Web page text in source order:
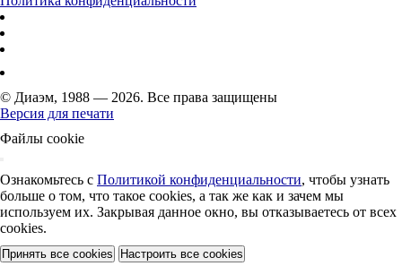
© Диаэм, 1988 — 2026. Все права защищены
Версия для печати
Файлы cookie
Ознакомьтесь с Политикой конфиденциальности, чтобы узнать
больше о том, что такое cookies, а так же как и зачем мы
используем их. Закрывая данное окно, вы отказываетесь от всех
cookies.
Принять все cookies Настроить все cookies